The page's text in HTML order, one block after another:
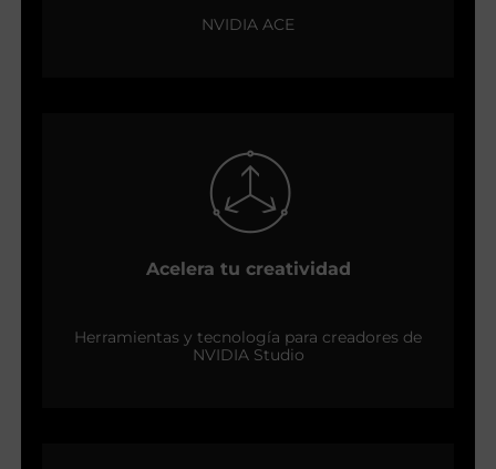
NVIDIA ACE
Acelera tu creatividad
Herramientas y tecnología para creadores de
NVIDIA Studio